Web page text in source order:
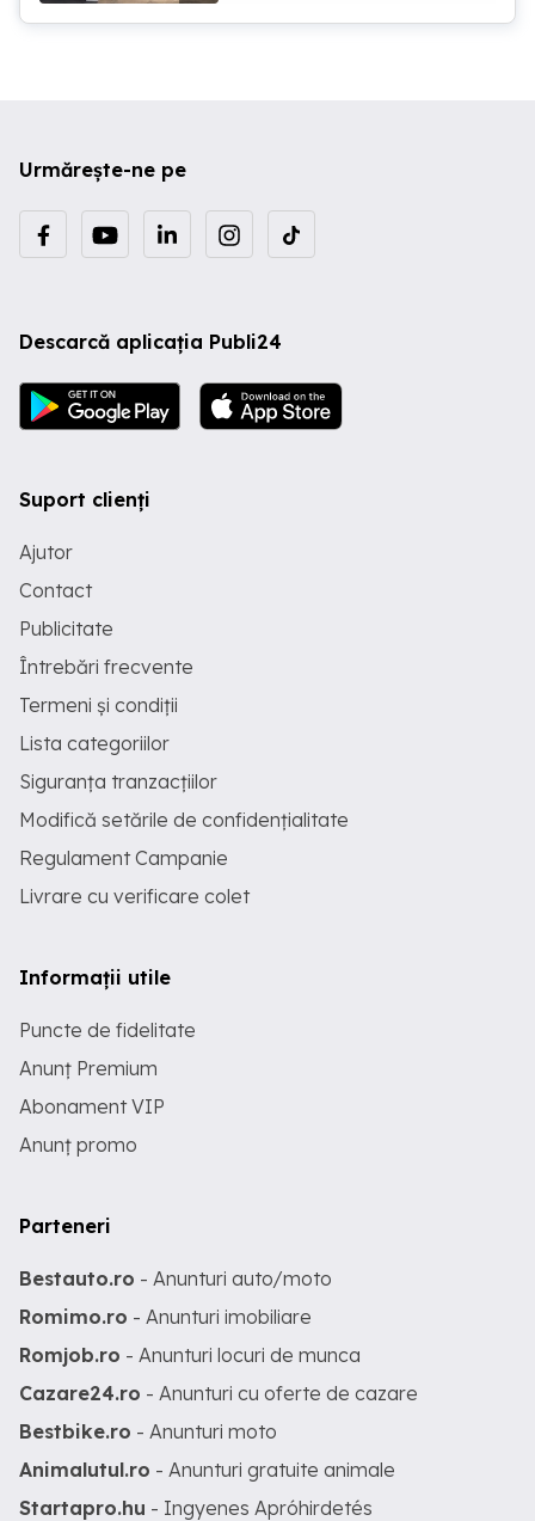
Urmărește-ne pe
Descarcă aplicația Publi24
Suport clienți
Ajutor
Contact
Publicitate
Întrebări frecvente
Termeni și condiții
Lista categoriilor
Siguranța tranzacțiilor
Modifică setările de confidențialitate
Regulament Campanie
Livrare cu verificare colet
Informații utile
Puncte de fidelitate
Anunț Premium
Abonament VIP
Anunț promo
Parteneri
Bestauto.ro - Anunturi auto/moto
Romimo.ro - Anunturi imobiliare
Romjob.ro - Anunturi locuri de munca
Cazare24.ro - Anunturi cu oferte de cazare
Bestbike.ro - Anunturi moto
Animalutul.ro - Anunturi gratuite animale
Startapro.hu - Ingyenes Apróhirdetés